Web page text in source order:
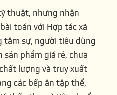
thuật, nhưng nhận
toán với Hợp tác xã
tâm sự, người tiêu dùng
phẩm giá rẻ, chưa
lượng và truy xuất
các bếp ăn tập thể,